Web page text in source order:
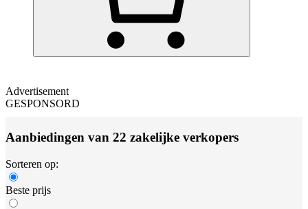
Advertisement
GESPONSORD
Aanbiedingen van 22 zakelijke verkopers
Sorteren op:
Beste prijs